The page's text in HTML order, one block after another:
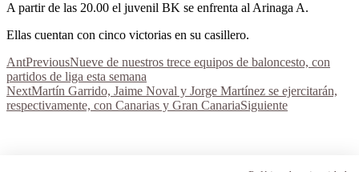
A partir de las 20.00 el juvenil BK se enfrenta al Arinaga A.
Ellas cuentan con cinco victorias en su casillero.
AntPreviousNueve de nuestros trece equipos de baloncesto, con
partidos de liga esta semana
NextMartín Garrido, Jaime Noval y Jorge Martínez se ejercitarán,
respectivamente, con Canarias y Gran CanariaSiguiente